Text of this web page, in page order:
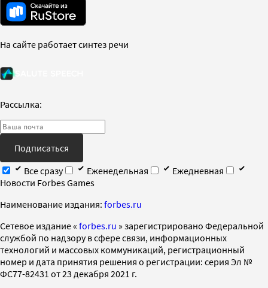
На сайте работает синтез речи
Рассылка:
Подписаться
Все сразу
Еженедельная
Ежедневная
Новости Forbes Games
Наименование издания: forbes.ru
Cетевое издание « forbes.ru » зарегистрировано Федеральной
службой по надзору в сфере связи, информационных
технологий и массовых коммуникаций, регистрационный
номер и дата принятия решения о регистрации: серия Эл №
ФС77-82431 от 23 декабря 2021 г.